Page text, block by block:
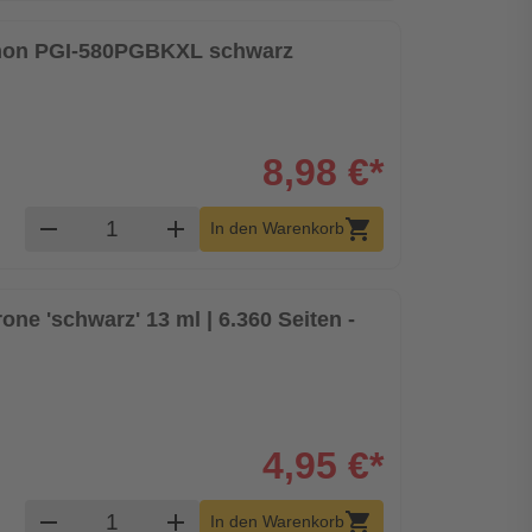
PGI-580PGBKXL schwarz
8,98 €*
remove Produkt Warenkorb Menge
add In den Warenkorbshopping_cart
'schwarz' 13 ml | 6.360 Seiten -
4,95 €*
remove Produkt Warenkorb Menge
add In den Warenkorbshopping_cart